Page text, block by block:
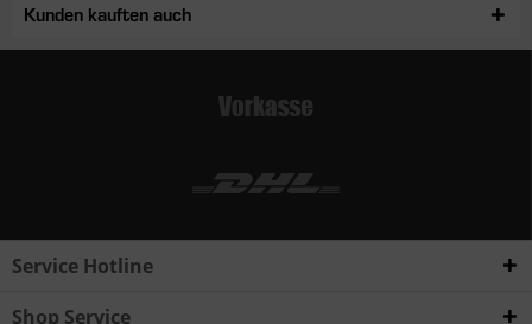
Kunden kauften auch
Service Hotline
Shop Service